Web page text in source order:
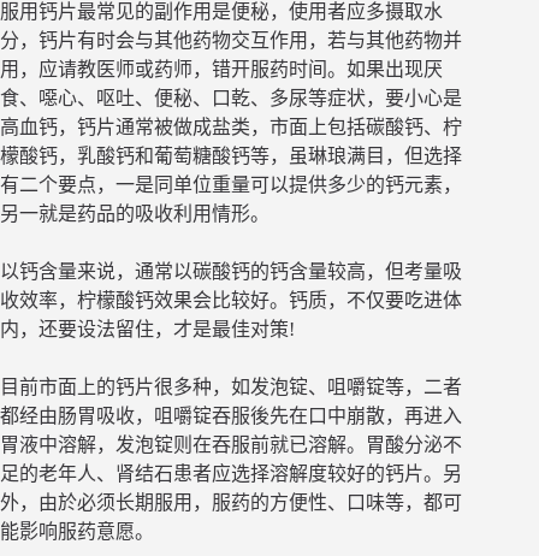
服用钙片最常见的副作用是便秘，使用者应多摄取水
分，钙片有时会与其他药物交互作用，若与其他药物并
用，应请教医师或药师，错开服药时间。如果出现厌
食、噁心、呕吐、便秘、口乾、多尿等症状，要小心是
高血钙，钙片通常被做成盐类，市面上包括碳酸钙、柠
檬酸钙，乳酸钙和葡萄糖酸钙等，虽琳琅满目，但选择
有二个要点，一是同单位重量可以提供多少的钙元素，
另一就是药品的吸收利用情形。
以钙含量来说，通常以碳酸钙的钙含量较高，但考量吸
收效率，柠檬酸钙效果会比较好。钙质，不仅要吃进体
内，还要设法留住，才是最佳对策!
目前市面上的钙片很多种，如发泡锭、咀嚼锭等，二者
都经由肠胃吸收，咀嚼锭吞服後先在口中崩散，再进入
胃液中溶解，发泡锭则在吞服前就已溶解。胃酸分泌不
足的老年人、肾结石患者应选择溶解度较好的钙片。另
外，由於必须长期服用，服药的方便性、口味等，都可
能影响服药意愿。